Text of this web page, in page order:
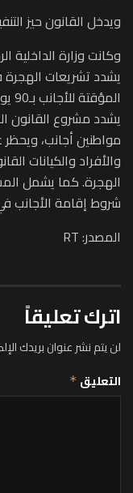
ويدخل القانون حيز التنفيذ بعد 10 أيام من
وكانت وزارة
يشدد تشريعات الهجرة
يشدد مشروع القانون
مواطنين أجانب،
والأفراد والكيانات
الهجرة. كما يشمل
شروط إقامة الأجانب
المصدر: RT
اترك تعليقاً
لن يتم نشر عنوان بريدك
التعليق *